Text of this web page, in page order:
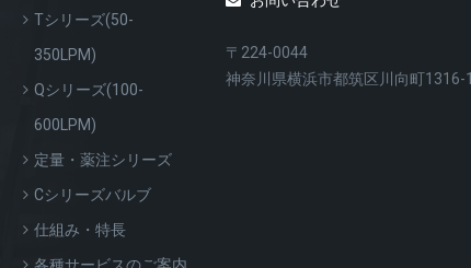
Tシリーズ(50-
350LPM)
Qシリーズ(100-
600LPM)
定量・薬注シリーズ
Cシリーズバルブ
仕組み・特長
〒224-0044
神奈川県横浜市都筑区川向町1316-1